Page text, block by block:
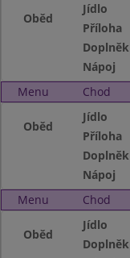
Oběd
Jídlo
Příloha
Doplněk
Nápoj
Menu
Chod
Oběd
Jídlo
Příloha
Doplněk
Nápoj
Menu
Chod
Oběd
Jídlo
Doplněk